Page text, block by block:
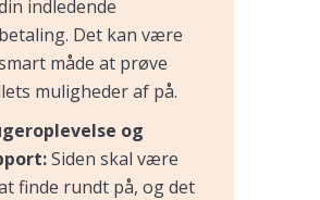
indledende
Det kan være
måde at prøve
muligheder af på.
og
Siden skal være
finde rundt på, og det